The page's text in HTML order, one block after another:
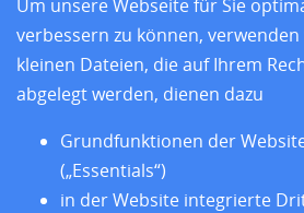
Um unsere Webseite für Sie
verbessern zu können, verwenden
kleinen Dateien, die auf Ihrem
abgelegt werden, dienen dazu
Grundfunktionen der
(„Essentials“)
in der Website integrierte